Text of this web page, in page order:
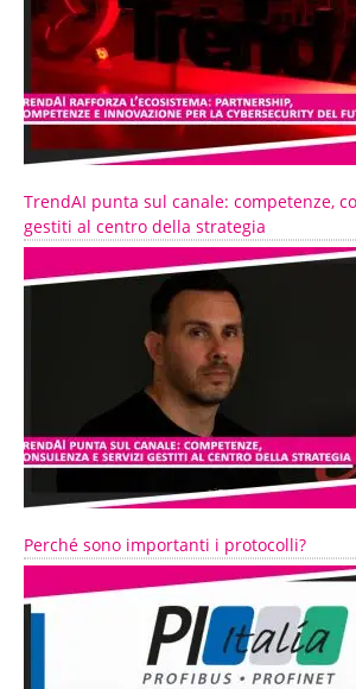
TrendAI punta sul canale: competenze,
gestiti al centro della strategia
Perché sono importanti i protocolli?